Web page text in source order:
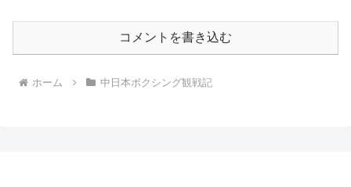
コメントを書き込む
ホーム 中日本ボクシング観戦記